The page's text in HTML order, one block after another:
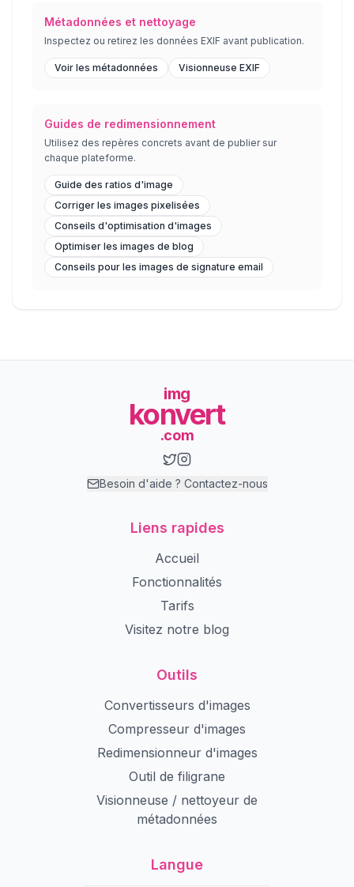
Métadonnées et nettoyage
Inspectez ou retirez les données EXIF avant publication.
Voir les métadonnées Visionneuse EXIF
Guides de redimensionnement
Utilisez des repères concrets avant de publier sur
chaque plateforme.
Guide des ratios d'image
Corriger les images pixelisées
Conseils d'optimisation d'images
Optimiser les images de blog
Conseils pour les images de signature email
img
konvert
.com
Besoin d'aide ? Contactez-nous
Liens rapides
Accueil
Fonctionnalités
Tarifs
Visitez notre blog
Outils
Convertisseurs d'images
Compresseur d'images
Redimensionneur d'images
Outil de filigrane
Visionneuse / nettoyeur de
métadonnées
Langue